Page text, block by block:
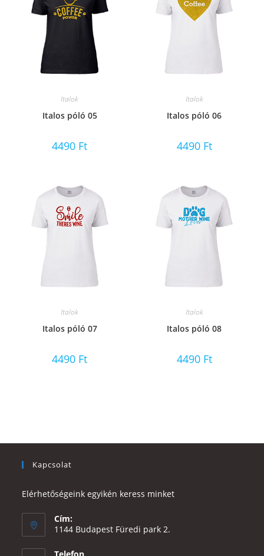
Italok
Italos póló 05
4490 Ft
Italok
Italos póló 06
4490 Ft
Italok
Italos póló 07
4490 Ft
Italok
Italos póló 08
4490 Ft
Kapcsolat
Elérhetőségeink egyikén keress minket
Cím:
1144 Budapest Füredi park 2.